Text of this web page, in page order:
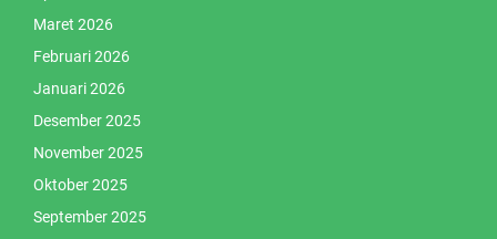
Maret 2026
Februari 2026
Januari 2026
Desember 2025
November 2025
Oktober 2025
September 2025